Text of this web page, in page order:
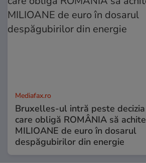
Mediafax.ro
Bruxelles-ul intră peste decizia
care obligă ROMÂNIA să achite
MILIOANE de euro în dosarul
despăgubirilor din energie